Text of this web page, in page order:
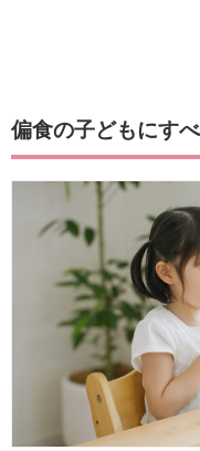
偏食の子どもにす